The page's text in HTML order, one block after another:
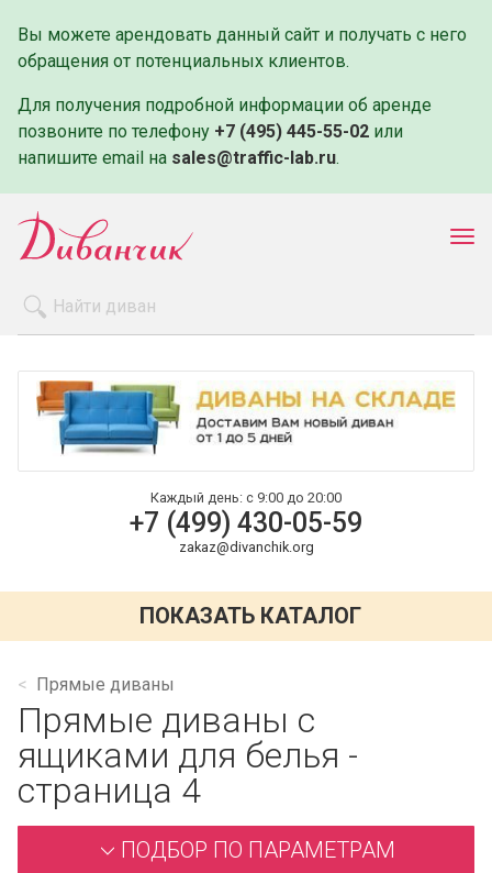
Вы можете арендовать данный сайт и получать с него
обращения от потенциальных клиентов.
Для получения подробной информации об аренде
позвоните по телефону +7 (495) 445-55-02 или
напишите email на sales@traffic-lab.ru.
Оплата и доставка
Контакты
Каждый день: с 9:00 до 20:00
+7 (499) 430-05-59
zakaz@divanchik.org
ПОКАЗАТЬ КАТАЛОГ
Прямые диваны
Прямые диваны с
ящиками для белья -
страница 4
ПОДБОР ПО ПАРАМЕТРАМ